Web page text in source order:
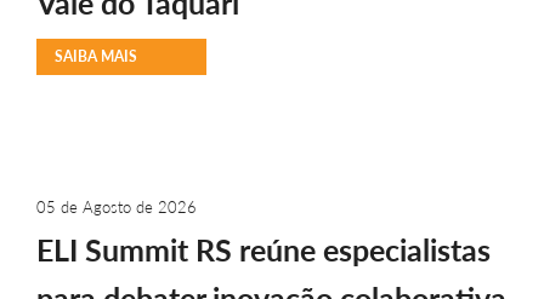
SAIBA MAIS
05 de Agosto de 2026
ELI Summit RS reúne especialistas